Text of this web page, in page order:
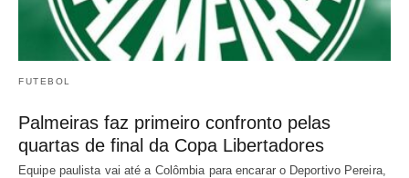
FUTEBOL
Palmeiras faz primeiro confronto pelas
quartas de final da Copa Libertadores
Equipe paulista vai até a Colômbia para encarar o Deportivo Pereira,